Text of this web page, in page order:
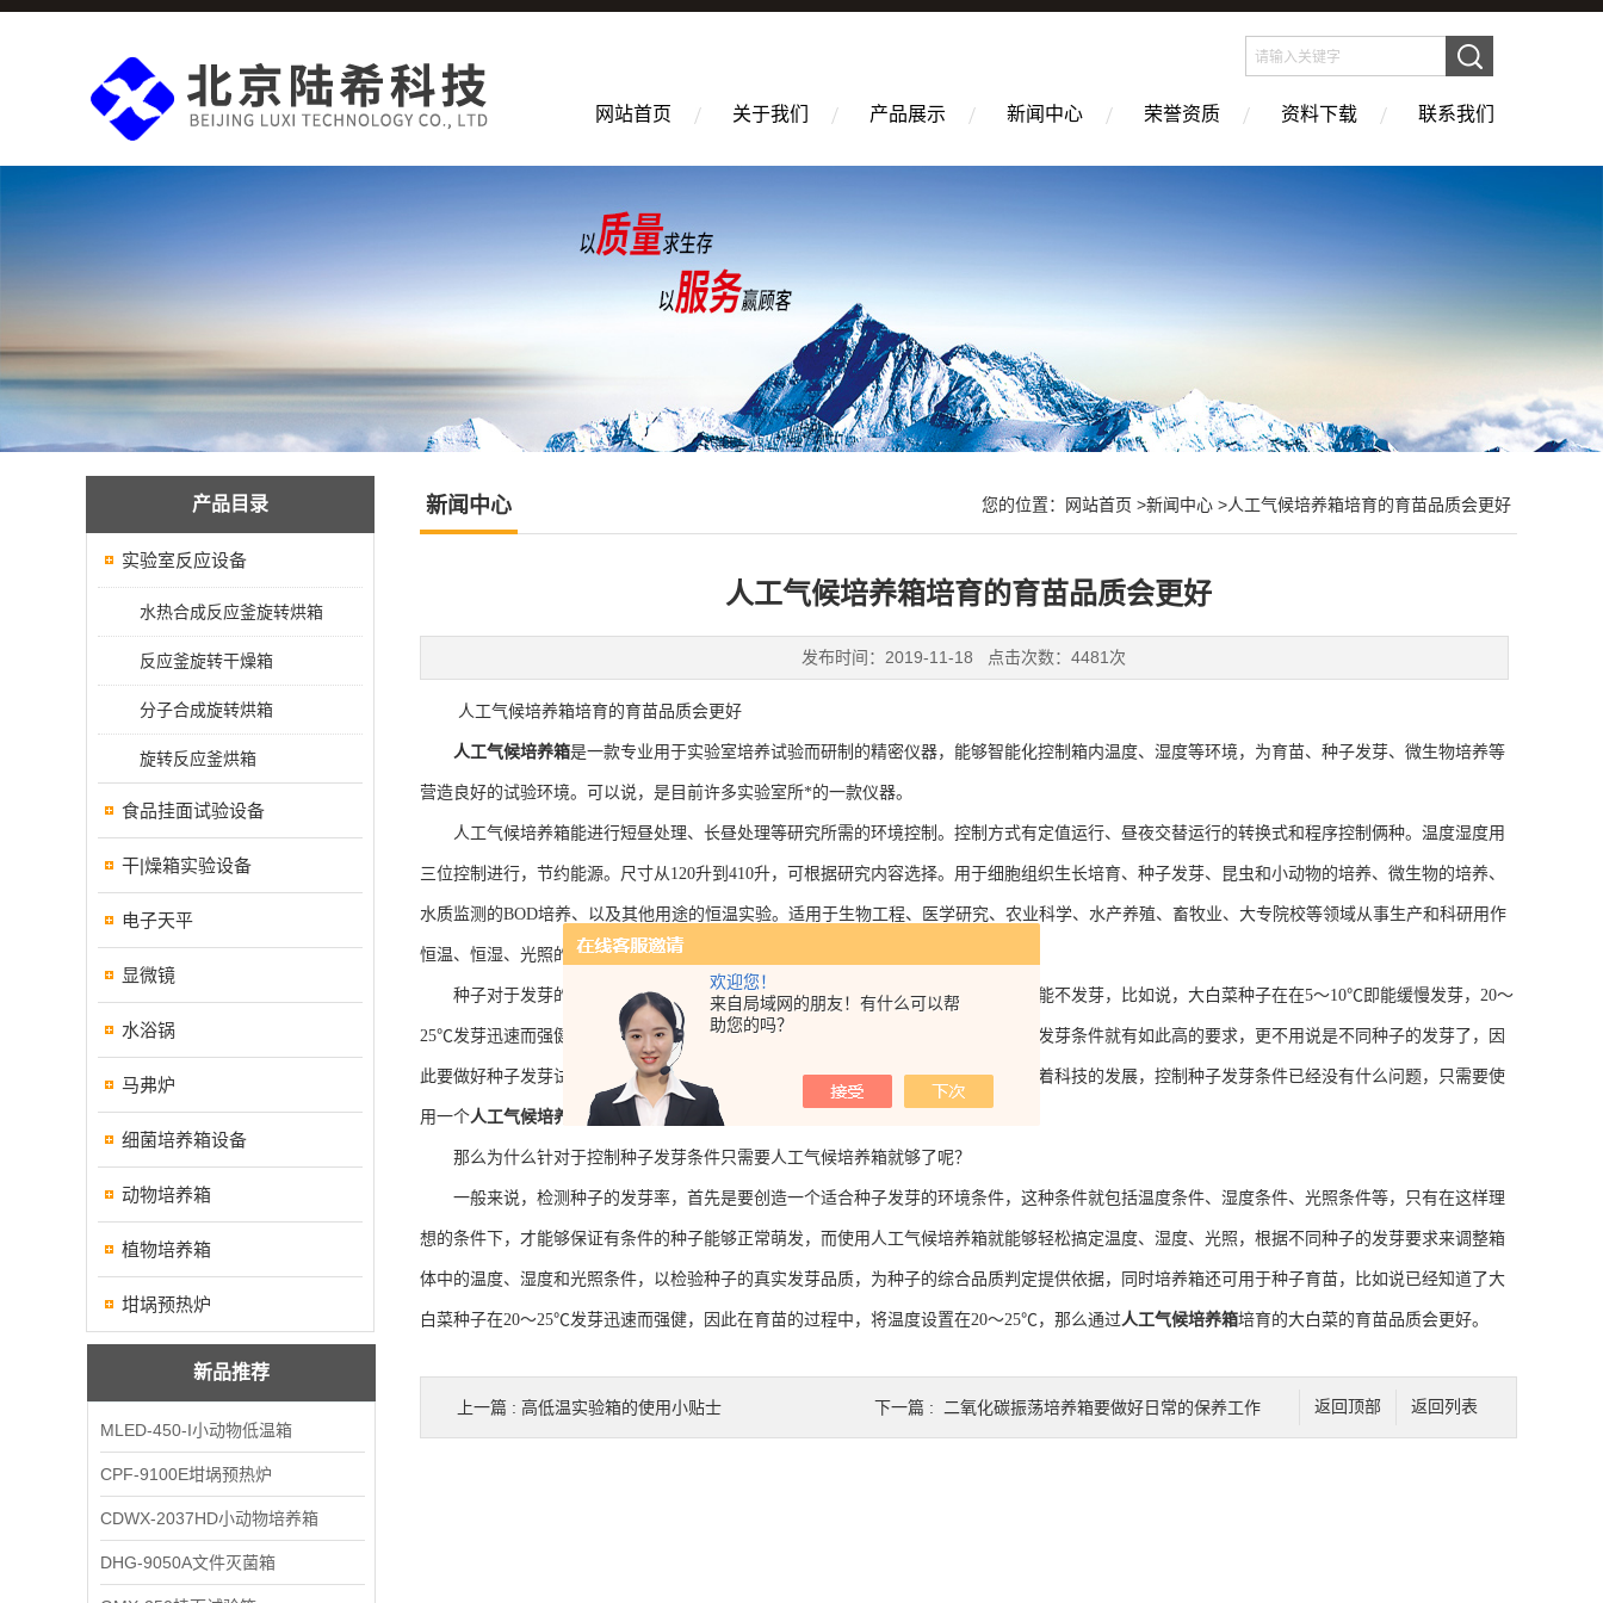
欢迎您！
来自局域网的朋友！有什么可以帮
助您的吗？
网站首页 关于我们 产品展示 新闻中心 荣誉资质 资料下载 联系我们
产品目录
实验室反应设备
水热合成反应釜旋转烘箱
反应釜旋转干燥箱
分子合成旋转烘箱
旋转反应釜烘箱
食品挂面试验设备
干|燥箱实验设备
电子天平
显微镜
水浴锅
马弗炉
细菌培养箱设备
动物培养箱
植物培养箱
坩埚预热炉
新品推荐
MLED-450-I小动物低温箱
CPF-9100E坩埚预热炉
CDWX-2037HD小动物培养箱
DHG-9050A文件灭菌箱
新闻中心 您的位置： 网站首页 >新闻中心 >人工气候培养箱培育的育苗品质会更好
人工气候培养箱培育的育苗品质会更好
发布时间：2019-11-18 点击次数：4481次
人工气候培养箱培育的育苗品质会更好
人工气候培养箱是一款专业用于实验室培养试验而研制的精密仪器，能够智能化控制箱内温度、湿度等环境，为育苗、种子发芽、微生物培养等
营造良好的试验环境。可以说，是目前许多实验室所*的一款仪器。
人工气候培养箱能进行短昼处理、长昼处理等研究所需的环境控制。控制方式有定值运行、昼夜交替运行的转换式和程序控制俩种。温度湿度用
三位控制进行，节约能源。尺寸从120升到410升，可根据研究内容选择。用于细胞组织生长培育、种子发芽、昆虫和小动物的培养、微生物的培养、
水质监测的BOD培养、以及其他用途的恒温实验。适用于生物工程、医学研究、农业科学、水产养殖、畜牧业、大专院校等领域从事生产和科研用作
恒温、恒湿、光照的实验设备。
种子对于发芽的条件是比较挑剔的，只要是其中一项没有满足，那么种子就有可能不发芽，比如说，大白菜种子在在5～10℃即能缓慢发芽，20～
25℃发芽迅速而强健，26～30℃时虽然出苗更快，但幼苗徒长细弱。同一种种子对于发芽条件就有如此高的要求，更不用说是不同种子的发芽了，因
此要做好种子发芽试验，控制好种子发芽条件就十分关键了，不过值得肯定的是，随着科技的发展，控制种子发芽条件已经没有什么问题，只需要使
用一个人工气候培养 箱就可以了。
那么为什么针对于控制种子发芽条件只需要人工气候培养箱就够了呢？
一般来说，检测种子的发芽率，首先是要创造一个适合种子发芽的环境条件，这种条件就包括温度条件、湿度条件、光照条件等，只有在这样理
想的条件下，才能够保证有条件的种子能够正常萌发，而使用人工气候培养箱就能够轻松搞定温度、湿度、光照，根据不同种子的发芽要求来调整箱
体中的温度、湿度和光照条件，以检验种子的真实发芽品质，为种子的综合品质判定提供依据，同时培养箱还可用于种子育苗，比如说已经知道了大
白菜种子在20～25℃发芽迅速而强健，因此在育苗的过程中，将温度设置在20～25℃，那么通过人工气候培养箱培育的大白菜的育苗品质会更好。
返回列表
返回顶部
上一篇 : 高低温实验箱的使用小贴士 下一篇 : 二氧化碳振荡培养箱要做好日常的保养工作